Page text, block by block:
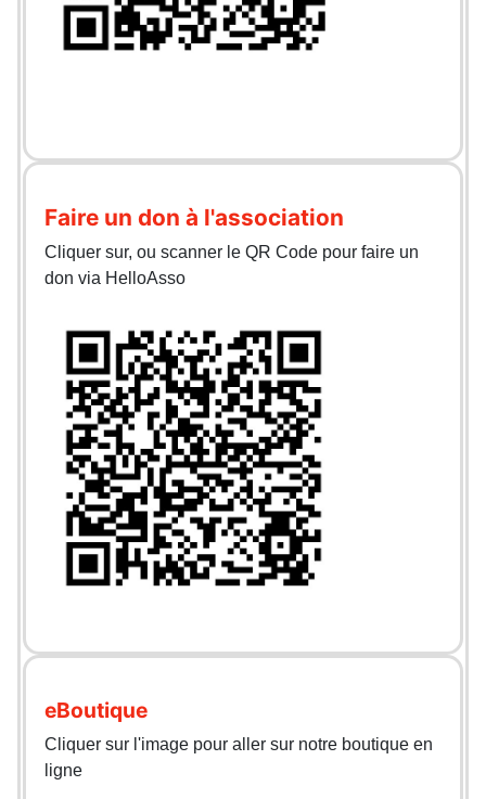
Faire un don à l'association
Cliquer sur, ou scanner le QR Code pour faire un
don via HelloAsso
eBoutique
Cliquer sur l'image pour aller sur notre boutique en
ligne